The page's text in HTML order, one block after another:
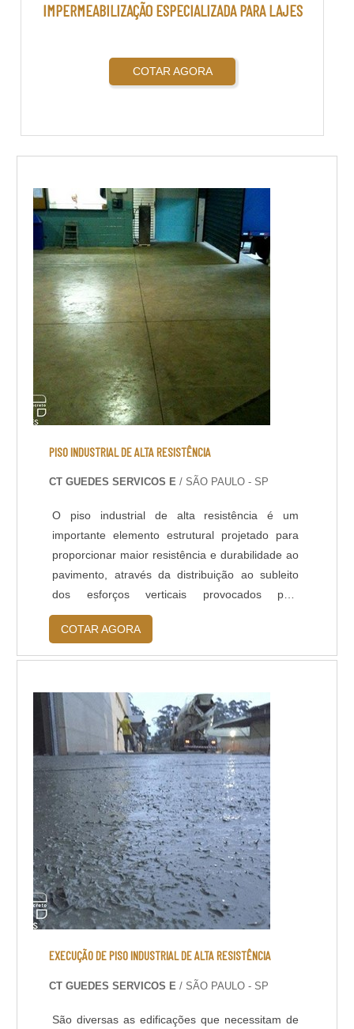
IMPERMEABILIZAÇÃO ESPECIALIZADA PARA LAJES
COTAR AGORA
PISO INDUSTRIAL DE ALTA RESISTÊNCIA
CT GUEDES SERVICOS E/ SÃO PAULO - SP
O piso industrial de alta resistência é um
importante elemento estrutural projetado para
proporcionar maior resistência e durabilidade ao
pavimento, através da distribuição ao subleito
dos esforços verticais provocados pela
circulação de veículos, armazenamento de
cargas, tráfego intenso de pessoas, e outros
tipos de ações que exerçam compressão em sua
REVESTIMENTOSExistem diferentes tipos de
revestimen...
COTAR AGORA
EXECUÇÃO DE PISO INDUSTRIAL DE ALTA RESISTÊNCIA
CT GUEDES SERVICOS E/ SÃO PAULO - SP
São diversas as edificações que necessitam de